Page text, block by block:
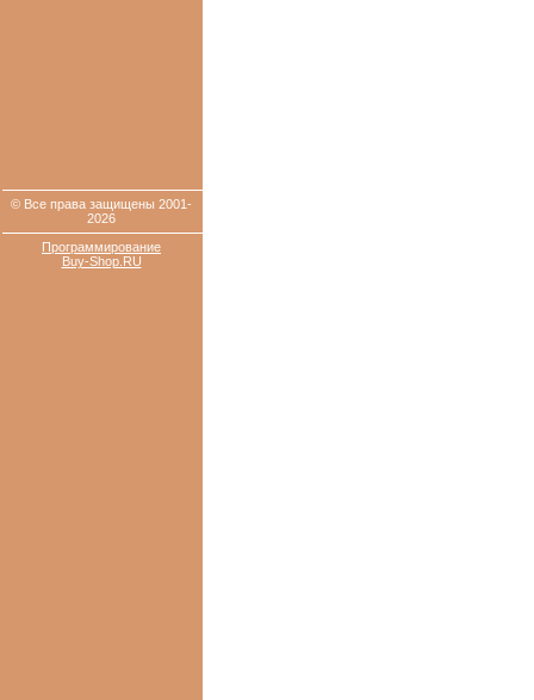
© Все права защищены 2001-
2026
Программирование
Buy-Shop.RU